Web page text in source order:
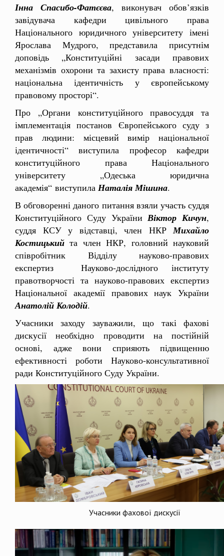
Інна Спасибо-Фатєєва, виконувач обов’язків
завідувача кафедри цивільного права
Національного юридичного університету імені
Ярослава Мудрого, представила присутнім
доповідь „Конституційні засади правових
механізмів охорони та захисту права власності:
національна ідентичність у європейському
правовому просторі“.
Про „Органи конституційного правосуддя та
імплементація постанов Європейського суду з
прав людини: місцевий вимір національної
ідентичності“ виступила професор кафедри
конституційного права Національного
університету „Одеська юридична
академія“ виступила Наталія Мішина.
В обговоренні даного питання взяли участь суддя
Конституційного Суду України Віктор Кичун,
суддя КСУ у відставці, член НКР Михайло
Костицький та член НКР, головний науковий
співробітник Відділу науково-правових
експертиз Науково-дослідного інституту
правотворчості та науково-правових експертиз
Національної академії правових наук України
Анатолій Колодій.
Учасники заходу зауважили, що такі фахові
дискусії необхідно проводити на постійній
основі, адже вони сприяють підвищенню
ефективності роботи Науково-консультативної
ради Конституційного Суду України.
Учасники фахової дискусії